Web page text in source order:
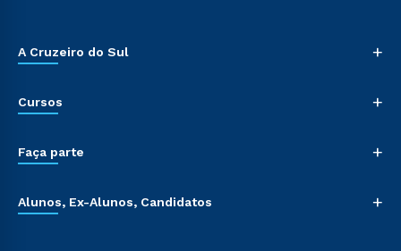
A Cruzeiro do Sul +
Cursos +
Faça parte +
Alunos, Ex-Alunos, Candidatos +